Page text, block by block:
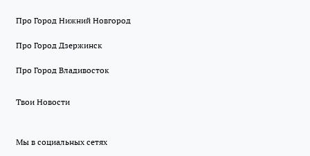
Про Город Нижний Новгород
Про Город Дзержинск
Про Город Владивосток
Твои Новости
Мы в социальных сетях